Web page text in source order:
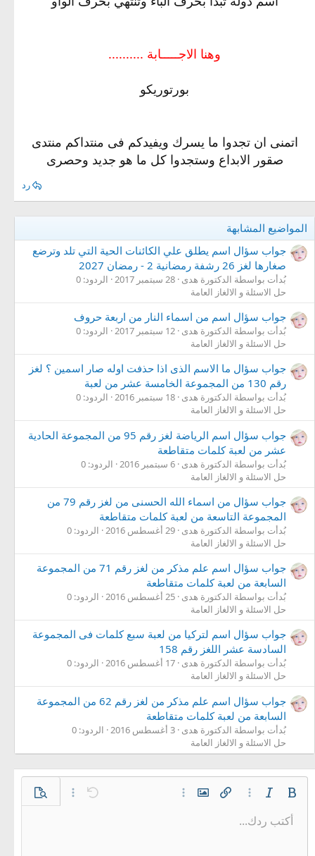
وهنا الاجـــــابة ..........
بورتوريكو
اتمنى ان تجدوا ما يسرك ويفيدكم فى منتداكم منتدى
صقور الابداع وستجدوا كل ما هو جديد وحصرى
رد
المواضيع المشابهة
جواب سؤال اسم يطلق علي الكائنات الحية التي تلد وترضع
صغارها لغز 26 رشفة رمضانية 2 - رمضان 2027
بُدأت بواسطة الدكتورة هدى 28 سبتمبر 2017
الردود: 0
حل الاسئلة و الالغاز العامة
جواب سؤال اسم من اسماء النار من اربعة حروف
بُدأت بواسطة الدكتورة هدى 12 سبتمبر 2017
الردود: 0
حل الاسئلة و الالغاز العامة
جواب سؤال ما الاسم الذى اذا حذفت اوله صار اسمين ؟ لغز
رقم 130 من المجموعة الخامسة عشر من لعبة
بُدأت بواسطة الدكتورة هدى 18 سبتمبر 2016
الردود: 0
حل الاسئلة و الالغاز العامة
جواب سؤال اسم الرياضة لغز رقم 95 من المجموعة الحادية
عشر من لعبة كلمات متقاطعة
بُدأت بواسطة الدكتورة هدى 6 سبتمبر 2016
الردود: 0
حل الاسئلة و الالغاز العامة
جواب سؤال من اسماء الله الحسنى من لغز رقم 79 من
المجموعة التاسعة من لعبة كلمات متقاطعة
بُدأت بواسطة الدكتورة هدى 29 أغسطس 2016
الردود: 0
حل الاسئلة و الالغاز العامة
جواب سؤال اسم علم مذكر من لغز رقم 71 من المجموعة
السابعة من لعبة كلمات متقاطعة
بُدأت بواسطة الدكتورة هدى 25 أغسطس 2016
الردود: 0
حل الاسئلة و الالغاز العامة
جواب سؤال اسم لتركيا من لعبة سبع كلمات فى المجموعة
السادسة عشر اللغز رقم 158
بُدأت بواسطة الدكتورة هدى 17 أغسطس 2016
الردود: 0
حل الاسئلة و الالغاز العامة
جواب سؤال اسم علم مذكر من لغز رقم 62 من المجموعة
السابعة من لعبة كلمات متقاطعة
بُدأت بواسطة الدكتورة هدى 3 أغسطس 2016
الردود: 0
حل الاسئلة و الالغاز العامة
غامق مائل خيارات إضافية…
إدراج رابطإدراج صورةخيارات إضافية… تراجع خيارات إضافية…
معاينة
حجم الخط
9
لون النصعائلة الخط الإبتسامات
إقتباسميديا إعادة تبديل الـ BB codeإزالة التنسيقأكتب ردك...